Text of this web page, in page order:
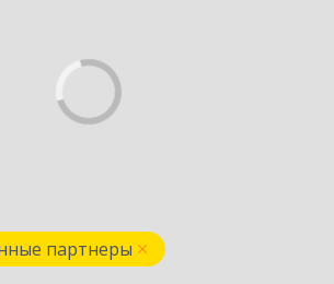
партнеры